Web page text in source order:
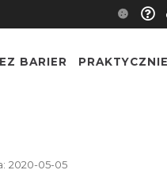
BARIER PRAKTYCZNIE
2020-05-05